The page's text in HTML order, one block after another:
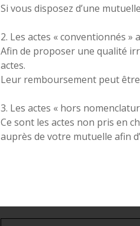
Si vous disposez d’une
2. Les actes « conventionnés »
Afin de proposer une qualité
actes.
Leur remboursement peut
3. Les actes « hors
Ce sont les actes non pris en
auprès de votre mutuelle afin